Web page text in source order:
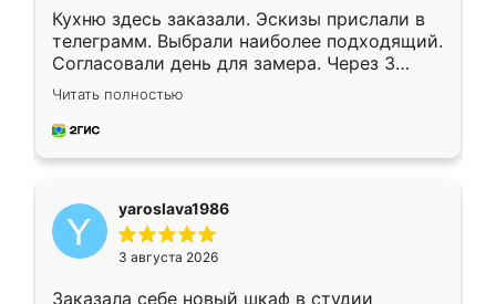
Кухню здесь заказали. Эскизы прислали в
телеграмм. Выбрали наиболее подходящий.
Согласовали день для замера. Через 3
недели кухня была уже готова. Остались
довольны работой. Спасибо Ренессанс
мебель за качественную работу!
Читать полностью
yaroslava1986
3 августа 2026
Заказала себе новый шкаф в студии